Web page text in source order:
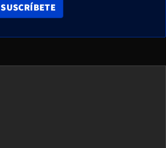
SUSCRÍBETE
OPENS IN NEW WINDOW